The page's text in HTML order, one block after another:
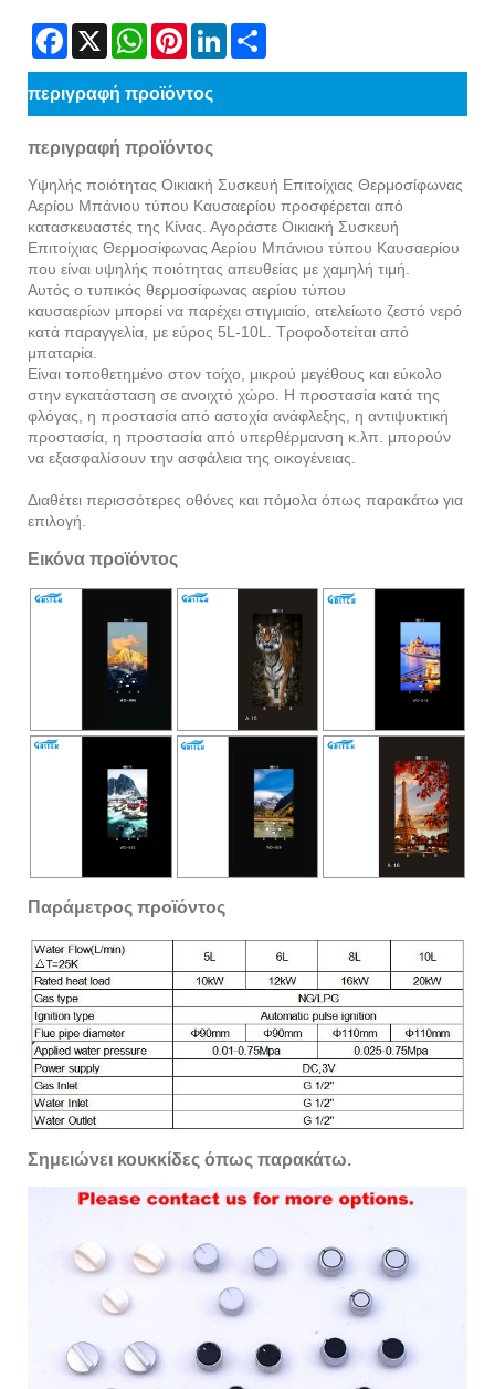
Facebook
X WhatsAppPinterestLinkedIn
περιγραφή προϊόντος
περιγραφή προϊόντος
Υψηλής ποιότητας Οικιακή Συσκευή Επιτοίχιας Θερμοσίφωνας
Αερίου Μπάνιου τύπου Καυσαερίου προσφέρεται από
κατασκευαστές της Κίνας. Αγοράστε Οικιακή Συσκευή
Επιτοίχιας Θερμοσίφωνας Αερίου Μπάνιου τύπου Καυσαερίου
που είναι υψηλής ποιότητας απευθείας με χαμηλή τιμή.
Αυτός ο τυπικός θερμοσίφωνας αερίου τύπου
καυσαερίων μπορεί να παρέχει στιγμιαίο, ατελείωτο ζεστό νερό
κατά παραγγελία, με εύρος 5L-10L. Τροφοδοτείται από
μπαταρία.
Είναι τοποθετημένο στον τοίχο, μικρού μεγέθους και εύκολο
στην εγκατάσταση σε ανοιχτό χώρο. Η προστασία κατά της
φλόγας, η προστασία από αστοχία ανάφλεξης, η αντιψυκτική
προστασία, η προστασία από υπερθέρμανση κ.λπ. μπορούν
να εξασφαλίσουν την ασφάλεια της οικογένειας.
Διαθέτει περισσότερες οθόνες και πόμολα όπως παρακάτω για
επιλογή.
Εικόνα προϊόντος
Παράμετρος προϊόντος
Σημειώνει κουκκίδες όπως παρακάτω.